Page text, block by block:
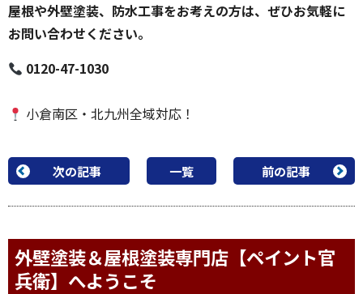
屋根や外壁塗装、防水工事をお考えの方は、ぜひお気軽に
お問い合わせください。
0120-47-1030
小倉南区・北九州全域対応！
次の記事 一覧 前の記事
外壁塗装＆屋根塗装専門店【ペイント官
兵衛】へようこそ